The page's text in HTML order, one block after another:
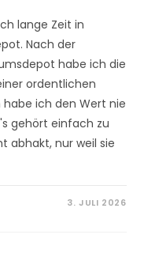
lange Zeit in
Nach der
habe ich die
ordentlichen
habe ich den Wert nie
gehört einfach zu
abhakt, nur weil sie
3. JULI 2026